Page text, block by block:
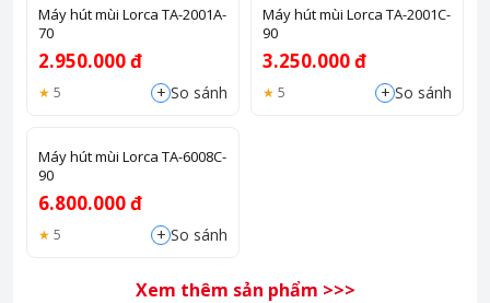
Máy hút mùi Lorca TA-2001A-
70
2.950.000 đ
5 + So sánh
Máy hút mùi Lorca TA-2001C-
90
3.250.000 đ
5 + So sánh
Máy hút mùi Lorca TA-6008C-
90
6.800.000 đ
5 + So sánh
Xem thêm sản phẩm >>>